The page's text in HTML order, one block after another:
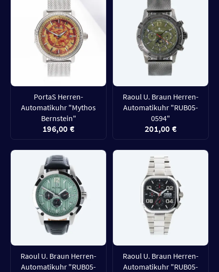
PortaS Herren-
Automatikuhr "Mythos
Bernstein"
196,00 €
Raoul U. Braun Herren-
Automatikuhr "RUB05-
0594"
201,00 €
Raoul U. Braun Herren-
Automatikuhr "RUB05-
Raoul U. Braun Herren-
Automatikuhr "RUB05-